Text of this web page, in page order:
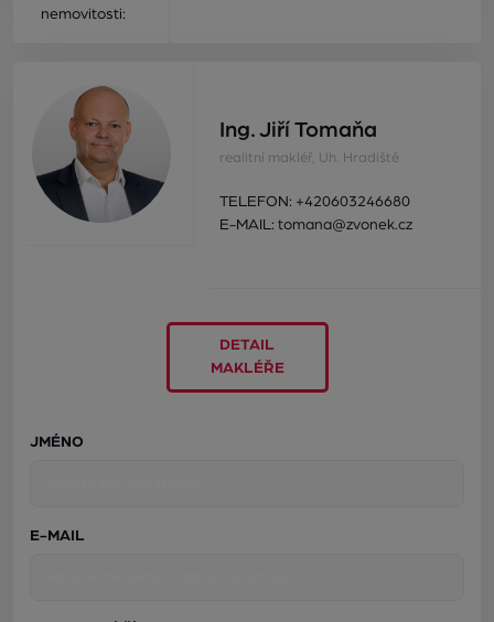
nemovitosti:
Ing. Jiří Tomaňa
realitní makléř, Uh. Hradiště
TELEFON: +420603246680
E-MAIL: tomana@zvonek.cz
DETAIL
MAKLÉŘE
JMÉNO
E-MAIL